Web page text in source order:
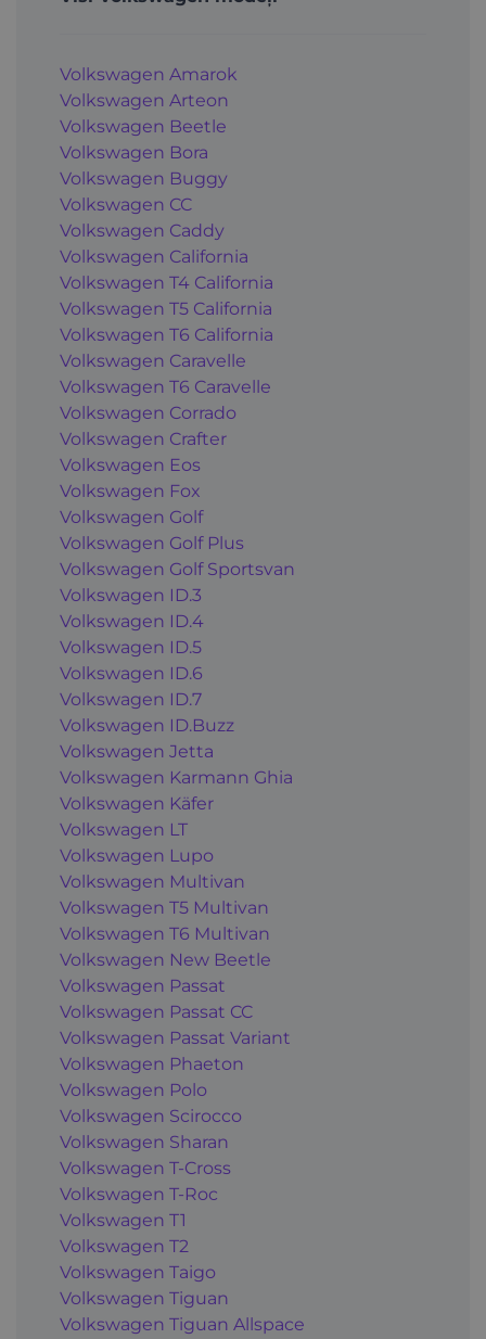
Volkswagen Amarok
Volkswagen Arteon
Volkswagen Beetle
Volkswagen Bora
Volkswagen Buggy
Volkswagen CC
Volkswagen Caddy
Volkswagen California
Volkswagen T4 California
Volkswagen T5 California
Volkswagen T6 California
Volkswagen Caravelle
Volkswagen T6 Caravelle
Volkswagen Corrado
Volkswagen Crafter
Volkswagen Eos
Volkswagen Fox
Volkswagen Golf
Volkswagen Golf Plus
Volkswagen Golf Sportsvan
Volkswagen ID.3
Volkswagen ID.4
Volkswagen ID.5
Volkswagen ID.6
Volkswagen ID.7
Volkswagen ID.Buzz
Volkswagen Jetta
Volkswagen Karmann Ghia
Volkswagen Käfer
Volkswagen LT
Volkswagen Lupo
Volkswagen Multivan
Volkswagen T5 Multivan
Volkswagen T6 Multivan
Volkswagen New Beetle
Volkswagen Passat
Volkswagen Passat CC
Volkswagen Passat Variant
Volkswagen Phaeton
Volkswagen Polo
Volkswagen Scirocco
Volkswagen Sharan
Volkswagen T-Cross
Volkswagen T-Roc
Volkswagen T1
Volkswagen T2
Volkswagen Taigo
Volkswagen Tiguan
Volkswagen Tiguan Allspace